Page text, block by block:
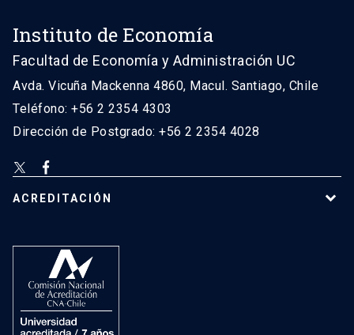
Instituto de Economía
Facultad de Economía y Administración UC
Avda. Vicuña Mackenna 4860, Macul. Santiago, Chile
Teléfono: +56 2 2354 4303
Dirección de Postgrado: +56 2 2354 4028
ACREDITACIÓN